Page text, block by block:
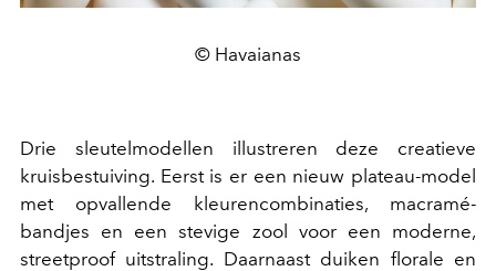
© Havaianas
Drie sleutelmodellen illustreren deze creatieve
kruisbestuiving. Eerst is er een nieuw plateau-model
met opvallende kleurencombinaties, macramé-
bandjes en een stevige zool voor een moderne,
streetproof uitstraling. Daarnaast duiken florale en